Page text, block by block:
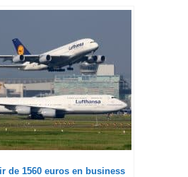
de 1560 euros en business